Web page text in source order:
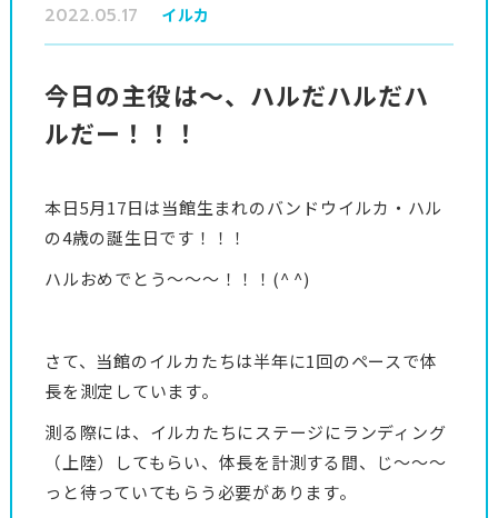
2022.05.17 イルカ
今日の主役は〜、ハルだハルだハ
ルだー！！！
本日5月17日は当館生まれのバンドウイルカ・ハル
の4歳の誕生日です！！！
ハルおめでとう〜〜〜！！！(^ ^)
さて、当館のイルカたちは半年に1回のペースで体
長を測定しています。
測る際には、イルカたちにステージにランディング
（上陸）してもらい、体長を計測する間、じ〜〜〜
っと待っていてもらう必要があります。